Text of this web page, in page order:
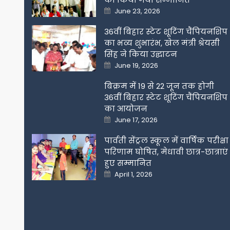
Posted
on
June 23, 2026
36वीं बिहार स्टेट शूटिंग चैंपियनशिप
का भव्य शुभारंभ, खेल मंत्री श्रेयसी
सिंह ने किया उद्घाटन
Posted
on
June 19, 2026
बिक्रम में 19 से 22 जून तक होगी
36वीं बिहार स्टेट शूटिंग चैंपियनशिप
का आयोजन
Posted
on
June 17, 2026
पार्वती सेंट्रल स्कूल में वार्षिक परीक्षा
परिणाम घोषित, मेधावी छात्र-छात्राएं
हुए सम्मानित
Posted
on
April 1, 2026